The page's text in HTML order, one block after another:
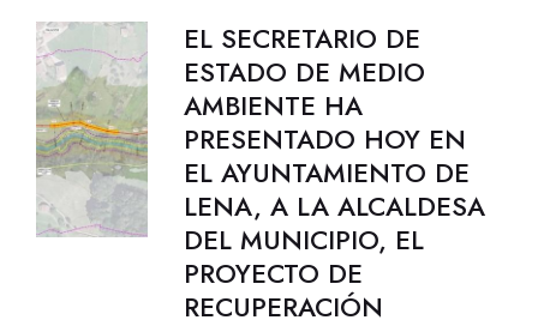
EL SECRETARIO DE
ESTADO DE MEDIO
AMBIENTE HA
PRESENTADO HOY EN
EL AYUNTAMIENTO DE
LENA, A LA ALCALDESA
DEL MUNICIPIO, EL
PROYECTO DE
RECUPERACIÓN